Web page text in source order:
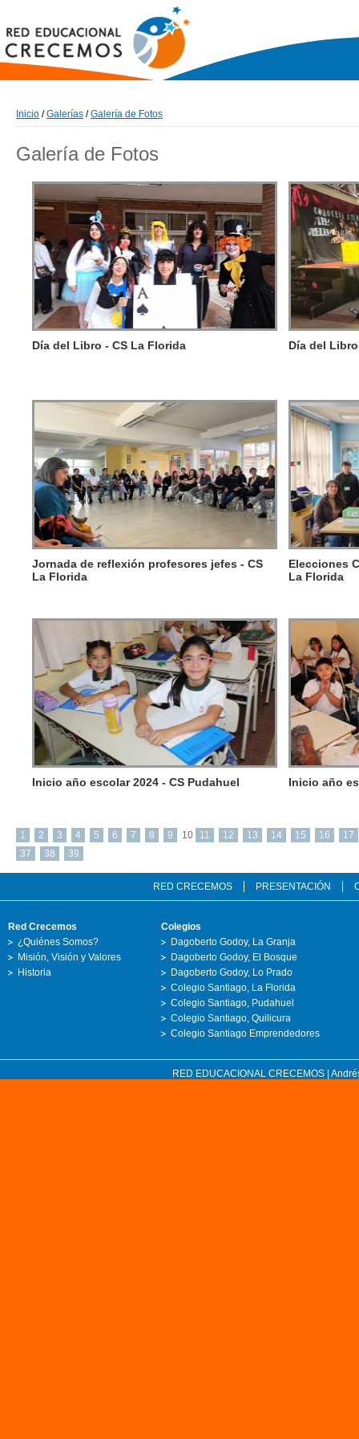
Inicio /Galerías /Galería de Fotos
Galería de Fotos
Día del Libro - CS La Florida Día del
Jornada de reflexión profesores jefes - CS
La Florida
Elecciones
La Florida
Inicio año escolar 2024 - CS Pudahuel Inicio año
1 2 3 4 5 6 7 8 9 10 11 12 13 14 15 16
17
37
38 39
RED CRECEMOS PRESENTACIÓN
Red Crecemos
¿Quiénes Somos?
Misión, Visión y Valores
Historia
Colegios
Dagoberto Godoy, La Granja
Dagoberto Godoy, El Bosque
Dagoberto Godoy, Lo Prado
Colegio Santiago, La Florida
Colegio Santiago, Pudahuel
Colegio Santiago, Quilicura
Colegio Santiago Emprendedores
RED EDUCACIONAL CRECEMOS |